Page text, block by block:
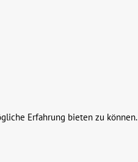
Erfahrung bieten zu können.